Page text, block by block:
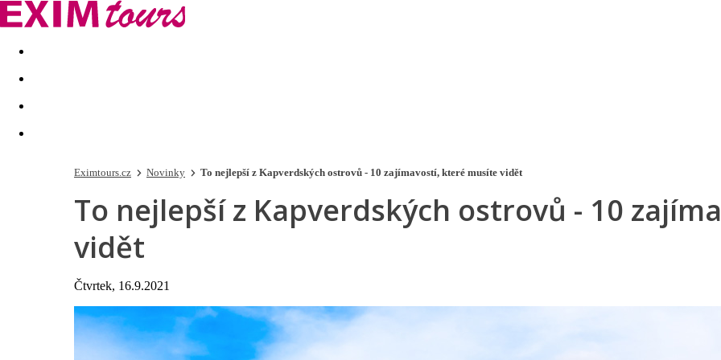
Akční nabídky Last minute
Eximtours.cz Novinky To nejlepší z Kapverdských ostrovů - 10 zajímavostí, které musíte vidět
To nejlepší z Kapverdských ostrovů - 10
vidět
Čtvrtek, 16.9.2021